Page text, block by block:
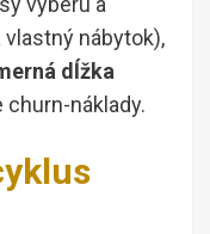
nábytok),
dĺžka
churn-náklady.